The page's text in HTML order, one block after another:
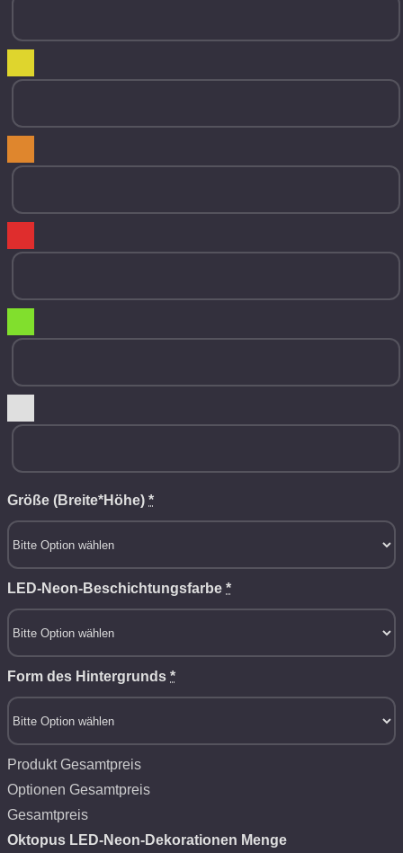
Größe (Breite*Höhe) *
LED-Neon-Beschichtungsfarbe *
Form des Hintergrunds *
Produkt Gesamtpreis
Optionen Gesamtpreis
Gesamtpreis
Oktopus LED-Neon-Dekorationen Menge